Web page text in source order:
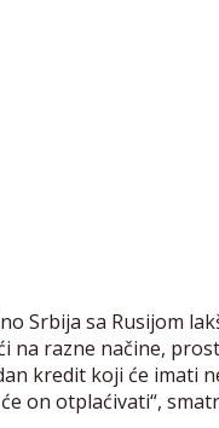
Srbija sa Rusijom
na razne načine,
kredit koji će imati
on otplaćivati“,